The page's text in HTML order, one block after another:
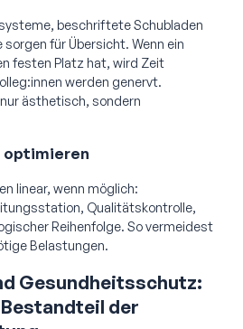
beschriftete Schubladen
für Übersicht. Wenn ein
festen Platz hat, wird Zeit
werden genervt.
ästhetisch, sondern
optimieren
linear, wenn möglich:
Qualitätskontrolle,
Reihenfolge. So vermeidest
Belastungen.
Gesundheitsschutz:
der